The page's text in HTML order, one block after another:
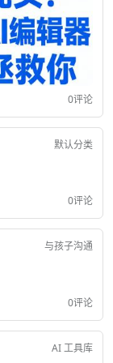
0评论
默认分类
0评论
与孩子沟通
0评论
AI 工具库